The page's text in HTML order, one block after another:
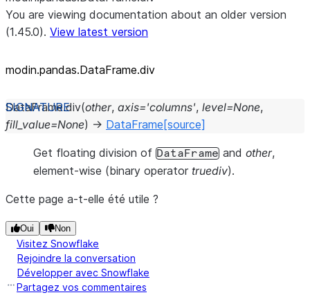
You are viewing documentation about an older version
(1.45.0). View latest version
modin.pandas.DataFrame.div
DataFrame.div(other, axis='columns', level=None,
fill_value=None) → DataFrame [source]
Get floating division of DataFrame and other,
element-wise (binary operator truediv).
Cette page a-t-elle été utile ?
Oui Non
Visitez Snowflake
Rejoindre la conversation
Développer avec Snowflake
Partagez vos commentaires